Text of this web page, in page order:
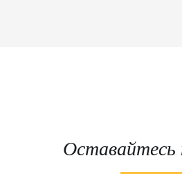
Оставайтесь